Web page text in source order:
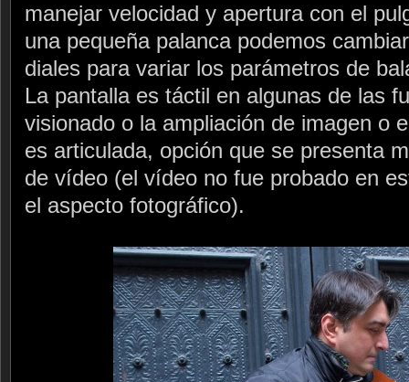
manejar velocidad y apertura con el
una pequeña palanca podemos
diales para variar los parámetros de
La pantalla es táctil en algunas de las
visionado o la ampliación de imagen o
es articulada, opción que se presenta
de vídeo (el vídeo no fue probado en
el aspecto fotográfico).